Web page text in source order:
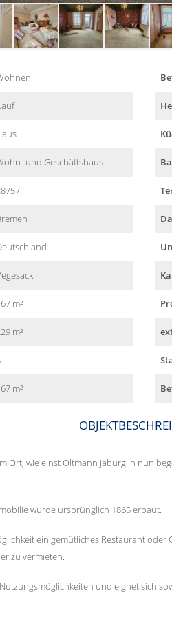
und Geschäftshaus
m²
m²
m²
Ort, wie einst Oltmann Jaburg in nun
wurde ursprünglich 1865 erbaut.
ein gemütliches Restaurant
zu vermieten.
und eignet sich